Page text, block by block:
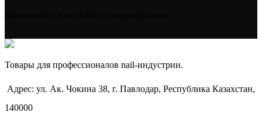
Товары для профессионалов nail-индустрии.
Адрес: ул. Ак. Чокина 38, г. Павлодар, Республика Казахстан,
140000